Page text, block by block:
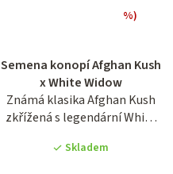
Semena konopí Afghan Kush
x White Widow
Známá klasika Afghan Kush
zkřížená s legendární White
Skladem
%)
produktu
je
3,4
z
hvězdiček.